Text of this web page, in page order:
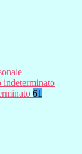
indeterminato
61